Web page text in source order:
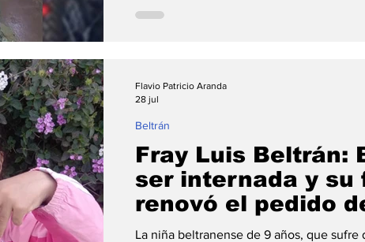
Fray Luis Beltrán:
ser internada y su
renovó el pedido
afrontar el
La niña beltranense de 9 años, que
Beltrán
Flavio Patricio Aranda
28 jul